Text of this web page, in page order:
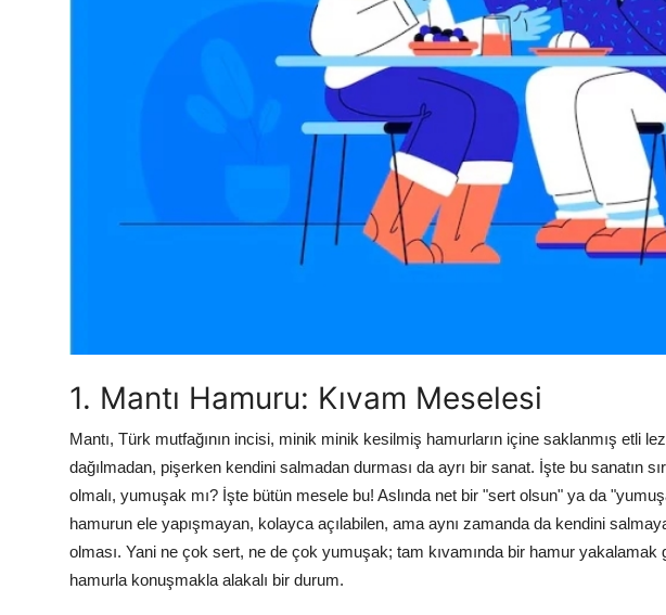
Anne & Bebek Beslenmesi
1. Mantı Hamuru: Kıvam Meselesi
Mantı, Türk mutfağının incisi, minik minik kesilmiş hamurların içine saklanmış etli
dağılmadan, pişerken kendini salmadan durması da ayrı bir sanat. İşte bu sanatın
olmalı, yumuşak mı? İşte bütün mesele bu! Aslında net bir "sert olsun" ya da
hamurun ele yapışmayan, kolayca açılabilen, ama aynı zamanda da kendini
olması. Yani ne çok sert, ne de çok yumuşak; tam kıvamında bir hamur
hamurla konuşmakla alakalı bir durum.